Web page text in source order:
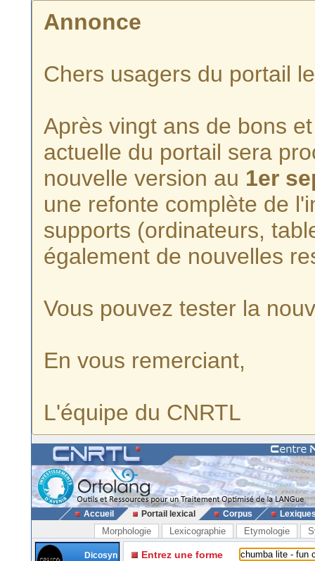
Annonce
Chers usagers du portail
Après vingt ans de bons
actuelle du portail sera
nouvelle version au 1er
une refonte complète de
supports (ordinateurs,
également de nouvelles
Vous pouvez tester la
En vous remerciant,
L'équipe du CNRTL
Accueil Portail lexical Corpus
Morphologie Lexicographie Etymologie
Dicosyn
Entrez une forme